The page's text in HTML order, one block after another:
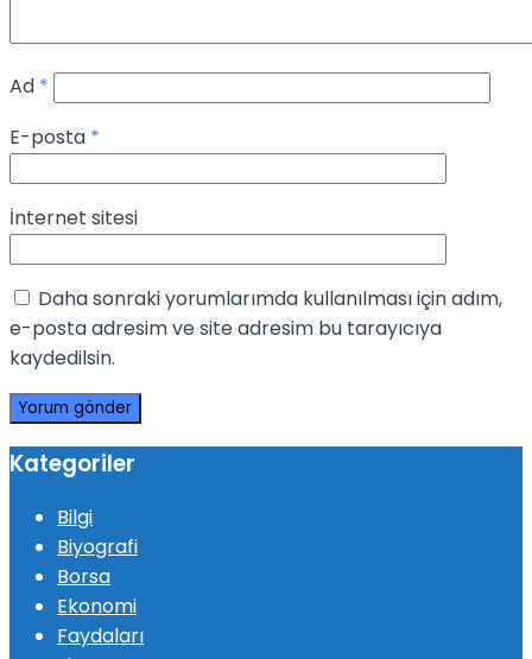
Ad *
E-posta *
İnternet sitesi
Daha sonraki yorumlarımda kullanılması için adım,
e-posta adresim ve site adresim bu tarayıcıya
kaydedilsin.
Kategoriler
Bilgi
Biyografi
Borsa
Ekonomi
Faydaları